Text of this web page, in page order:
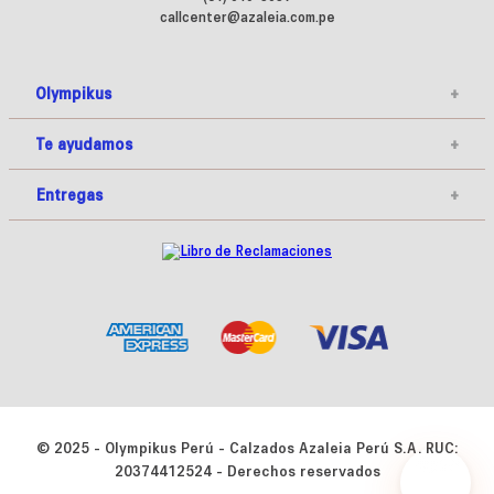
callcenter@azaleia.com.pe
Olympikus +
Te ayudamos +
Entregas +
© 2025 - Olympikus Perú - Calzados Azaleia Perú S.A. RUC:
20374412524 - Derechos reservados